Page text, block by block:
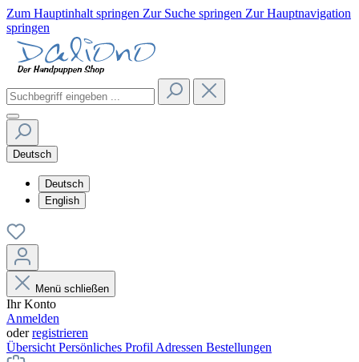
Zum Hauptinhalt springen Zur Suche springen Zur Hauptnavigation
springen
Deutsch
Deutsch
English
Menü schließen
Ihr Konto
Anmelden
oderregistrieren
Übersicht Persönliches Profil Adressen Bestellungen